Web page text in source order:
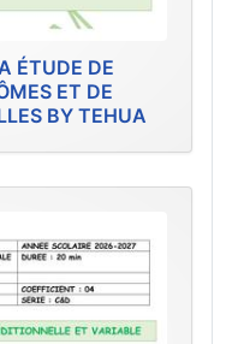
ÉTUDE DE
ET DE
BY TEHUA